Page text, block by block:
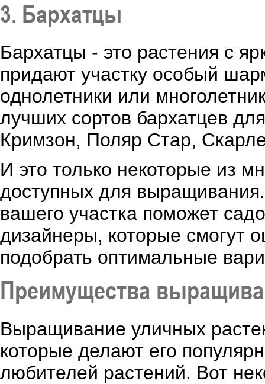
3. Бархатцы
Бархатцы - это растения с
придают участку особый
однолетники или
лучших сортов бархатцев
Кримзон, Поляр Стар,
И это только некоторые из
доступных для
вашего участка поможет
дизайнеры, которые смогут
подобрать оптимальные
Преимущества
Выращивание уличных
которые делают его
любителей растений. Вот